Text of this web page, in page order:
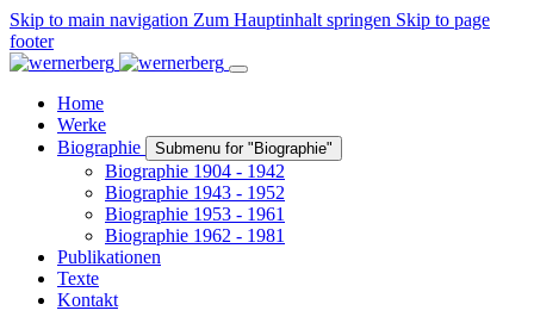
Skip to main navigation Zum Hauptinhalt springen Skip to page
footer
Home
Werke
Biographie
Submenu for "Biographie"
Biographie 1904 - 1942
Biographie 1943 - 1952
Biographie 1953 - 1961
Biographie 1962 - 1981
Publikationen
Texte
Kontakt